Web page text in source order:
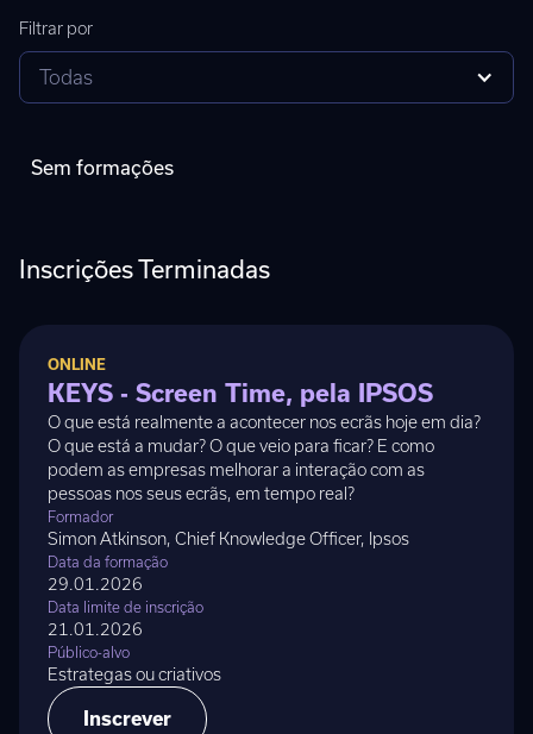
Filtrar por
Todas
Sem formações
Inscrições Terminadas
ONLINE
KEYS - Screen Time, pela IPSOS
O que está realmente a acontecer nos ecrãs hoje em dia?
O que está a mudar? O que veio para ficar? E como
podem as empresas melhorar a interação com as
pessoas nos seus ecrãs, em tempo real?
Formador
Simon Atkinson, Chief Knowledge Officer, Ipsos
Data da formação
29.01.2026
Data limite de inscrição
21.01.2026
Público-alvo
Estrategas ou criativos
Inscrever